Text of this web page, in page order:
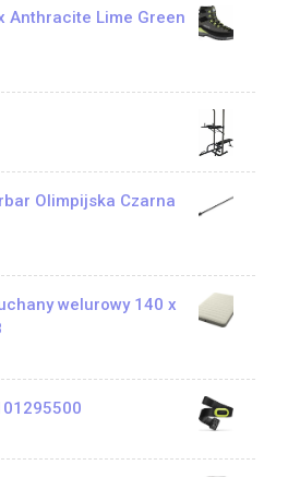
Anthracite Lime Green
Olimpijska Czarna
welurowy 140 x